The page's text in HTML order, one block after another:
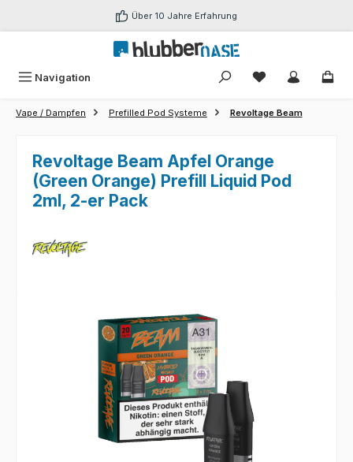
Zum Hauptinhalt springen Über 10 Jahre Erfahrung
Navigation Du hast 0
Vape / Dampfen Prefilled Pod Systeme Revoltage Beam
Revoltage Beam Apfel Orange
(Green Orange) Prefill Liquid Pod
2ml, 2-er Pack
Bildergalerie überspringen